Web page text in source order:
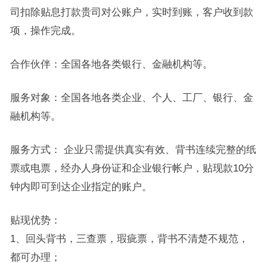
司扣除贴息打款贵司对公账户，实时到账，客户收到款
项，操作完成。
合作伙伴：全国各地各类银行、金融机构等。
服务对象：全国各地各类企业、个人、工厂、银行、金
融机构等。
服务方式： 企业只需提供真实有效、背书连续完整的纸
票或电票，经办人身份证和企业银行帐户，贴现款10分
钟内即可到达企业指定的账户。
贴现优势：
1、回头背书，三查票，瑕疵票，背书不清楚不规范，
都可办理；